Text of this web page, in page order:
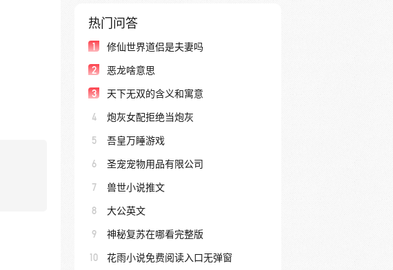
热门问答
1 修仙世界道侣是夫妻吗
2 恶龙啥意思
3 天下无双的含义和寓意
4 炮灰女配拒绝当炮灰
5 吾皇万睡游戏
6 圣宠宠物用品有限公司
7 兽世小说推文
8 大公英文
9 神秘复苏在哪看完整版
10 花雨小说免费阅读入口无弹窗